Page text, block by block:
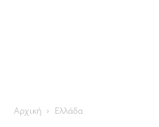
Αρχική Ελλάδα